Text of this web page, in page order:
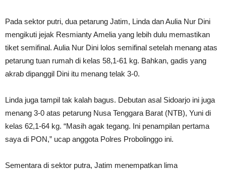
Pada sektor putri, dua petarung Jatim, Linda dan Aulia Nur Dini
mengikuti jejak Resmianty Amelia yang lebih dulu memastikan
tiket semifinal. Aulia Nur Dini lolos semifinal setelah menang atas
petarung tuan rumah di kelas 58,1-61 kg. Bahkan, gadis yang
akrab dipanggil Dini itu menang telak 3-0.
Linda juga tampil tak kalah bagus. Debutan asal Sidoarjo ini juga
menang 3-0 atas petarung Nusa Tenggara Barat (NTB), Yuni di
kelas 62,1-64 kg. “Masih agak tegang. Ini penampilan pertama
saya di PON,” ucap anggota Polres Probolinggo ini.
Sementara di sektor putra, Jatim menempatkan lima